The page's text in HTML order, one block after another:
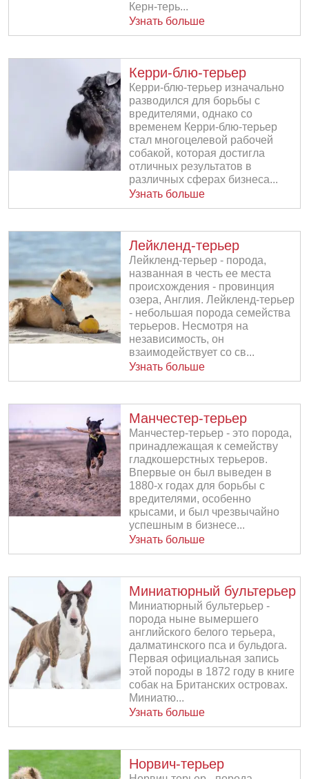
Керн-терь...
Узнать больше
Керри-блю-терьер
Керри-блю-терьер изначально
разводился для борьбы с
вредителями, однако со
временем Керри-блю-терьер
стал многоцелевой рабочей
собакой, которая достигла
отличных результатов в
различных сферах бизнеса...
Узнать больше
Лейкленд-терьер
Лейкленд-терьер - порода,
названная в честь ее места
происхождения - провинция
озера, Англия. Лейкленд-терьер
- небольшая порода семейства
терьеров. Несмотря на
независимость, он
взаимодействует со св...
Узнать больше
Манчестер-терьер
Манчестер-терьер - это порода,
принадлежащая к семейству
гладкошерстных терьеров.
Впервые он был выведен в
1880-х годах для борьбы с
вредителями, особенно
крысами, и был чрезвычайно
успешным в бизнесе...
Узнать больше
Миниатюрный бультерьер
Миниатюрный бультерьер -
порода ныне вымершего
английского белого терьера,
далматинского пса и бульдога.
Первая официальная запись
этой породы в 1872 году в книге
собак на Британских островах.
Миниатю...
Узнать больше
Норвич-терьер